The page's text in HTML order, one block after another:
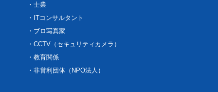
士業
ITコンサルタント
ブロ写真家
CCTV（セキュリティカメラ）
教育関係
非営利団体（NPO法人）